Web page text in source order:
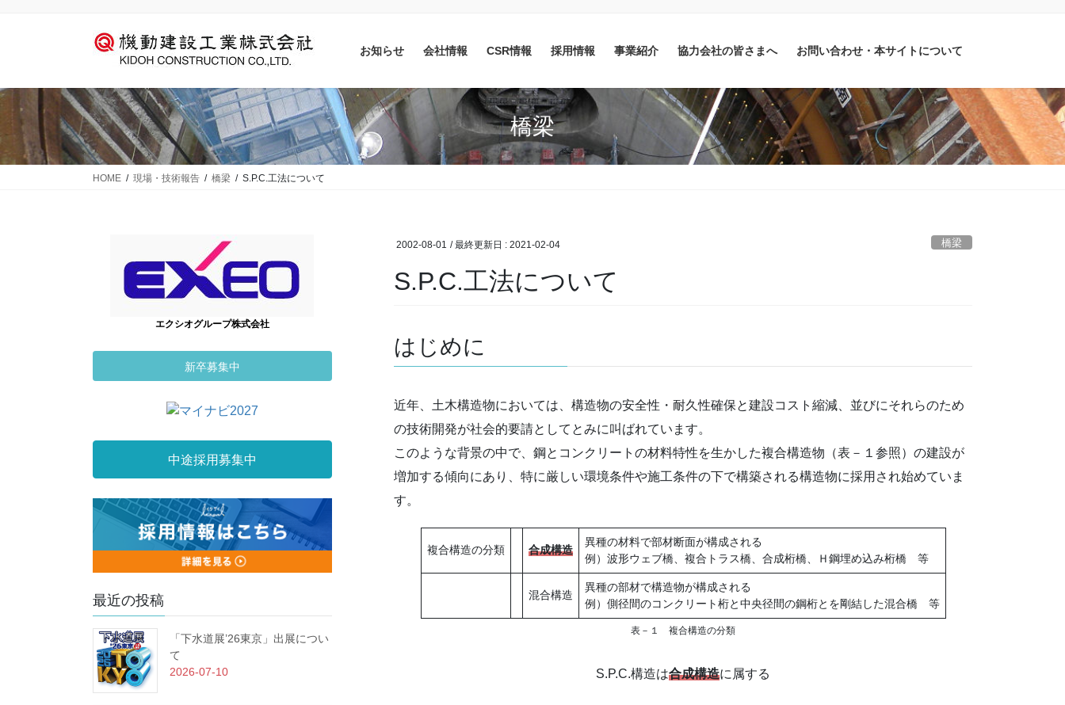
動
に
移
お知らせ 会社情報 CSR情報 採用情報 事業紹介 協力会社の皆さまへ お問い合わせ・本サイトについて
橋梁
HOME 現場・技術報告 橋梁 S.P.C.工法について
2002-08-01 / 最終更新日 : 2021-02-04 橋梁
S.P.C.工法について
はじめに
近年、土木構造物においては、構造物の安全性・耐久性確保と建設コスト縮減、並びにそれらのため
の技術開発が社会的要請としてとみに叫ばれています。
このような背景の中で、鋼とコンクリートの材料特性を生かした複合構造物（表－１参照）の建設が
増加する傾向にあり、特に厳しい環境条件や施工条件の下で構築される構造物に採用され始めていま
す。
複合構造の分類 合成構造
異種の材料で部材断面が構成される
例）波形ウェブ橋、複合トラス橋、合成桁橋、Ｈ鋼埋め込み桁橋 等
混合構造
異種の部材で構造物が構成される
例）側径間のコンクリート桁と中央径間の鋼桁とを剛結した混合橋 等
表－１ 複合構造の分類
S.P.C.構造は合成構造に属する
エクシオグループ株式会社
新卒募集中
中途採用募集中
最近の投稿
「下水道展’26東京」出展につい
て
2026-07-10